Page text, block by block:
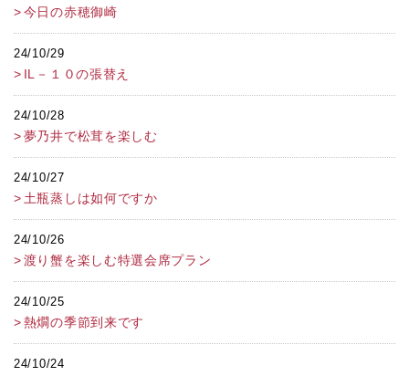
今日の赤穂御崎
24/10/29
IL－１０の張替え
24/10/28
夢乃井で松茸を楽しむ
24/10/27
土瓶蒸しは如何ですか
24/10/26
渡り蟹を楽しむ特選会席プラン
24/10/25
熱燗の季節到来です
24/10/24